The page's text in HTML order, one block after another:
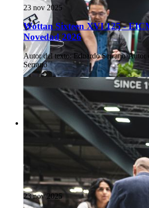
23 nov 2025
Wottan Sixteen XVI 125 -
Novedad 2026
Autor del texto: Eduardo Serrano·Autor
Serrano
23 nov 2025